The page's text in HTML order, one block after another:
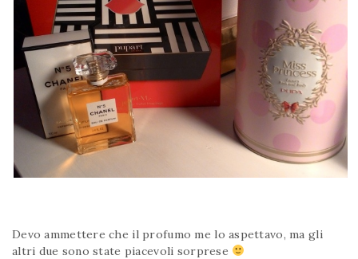
Devo ammettere che il profumo me lo aspettavo, ma gli
altri due sono state piacevoli sorprese